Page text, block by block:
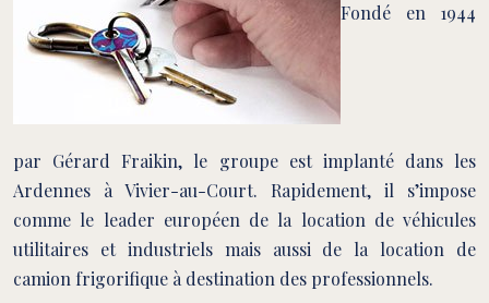
Fondé en 1944
par Gérard Fraikin, le groupe est implanté dans les
Ardennes à Vivier-au-Court. Rapidement, il s’impose
comme le leader européen de la location de véhicules
utilitaires et industriels mais aussi de la location de
camion frigorifique à destination des professionnels.